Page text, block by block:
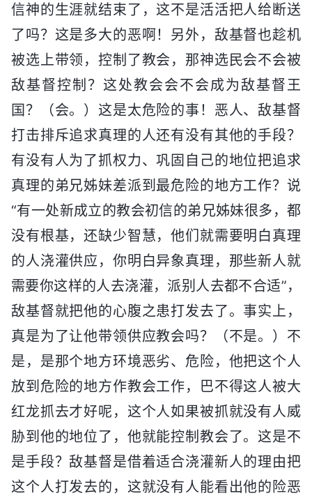
信神的生涯就结束了，这不是活活把人给断送
了吗？这是多大的恶啊！另外，敌基督也趁机
被选上带领，控制了教会，那神选民会不会被
敌基督控制？这处教会会不会成为敌基督王
国？（会。）这是太危险的事！恶人、敌基督
打击排斥追求真理的人还有没有其他的手段？
有没有人为了抓权力、巩固自己的地位把追求
真理的弟兄姊妹差派到最危险的地方工作？说
“有一处新成立的教会初信的弟兄姊妹很多，都
没有根基，还缺少智慧，他们就需要明白真理
的人浇灌供应，你明白异象真理，那些新人就
需要你这样的人去浇灌，派别人去都不合适”，
敌基督就把他的心腹之患打发去了。事实上，
真是为了让他带领供应教会吗？（不是。）不
是，是那个地方环境恶劣、危险，他把这个人
放到危险的地方作教会工作，巴不得这人被大
红龙抓去才好呢，这个人如果被抓就没有人威
胁到他的地位了，他就能控制教会了。这是不
是手段？敌基督是借着适合浇灌新人的理由把
这个人打发去的，这就没有人能看出他的险恶